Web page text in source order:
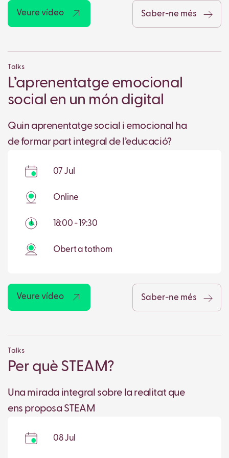
Veure vídeo Saber-ne més
Talks
L’aprenentatge emocional
social en un món digital
Quin aprenentatge social i emocional ha
de formar part integral de l’educació?
07 Jul
Online
18:00 - 19:30
Obert a tothom
Veure vídeo Saber-ne més
Talks
Per què STEAM?
Una mirada integral sobre la realitat que
ens proposa STEAM
08 Jul